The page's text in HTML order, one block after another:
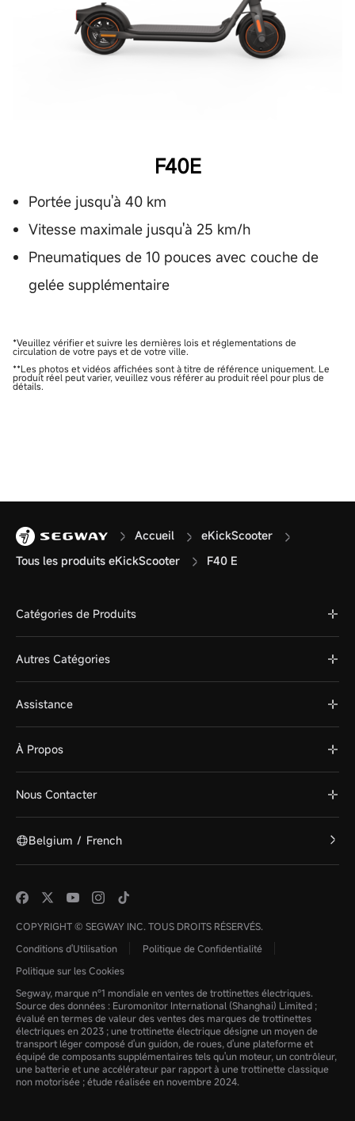
F40E
Portée jusqu'à 40 km
Vitesse maximale jusqu'à 25 km/h
Pneumatiques de 10 pouces avec couche de
gelée supplémentaire
*Veuillez vérifier et suivre les dernières lois et réglementations de
circulation de votre pays et de votre ville.
**Les photos et vidéos affichées sont à titre de référence uniquement. Le
produit réel peut varier, veuillez vous référer au produit réel pour plus de
détails.
Accueil
eKickScooter
Tous les produits eKickScooter
F40 E
Catégories de Produits
Autres Catégories
Assistance
À Propos
Nous Contacter
Belgium / French
COPYRIGHT © SEGWAY INC. TOUS DROITS RÉSERVÉS.
Conditions d'Utilisation
Politique de Confidentialité
Politique sur les Cookies
Segway, marque n°1 mondiale en ventes de trottinettes électriques.
Source des données : Euromonitor International (Shanghai) Limited ;
évalué en termes de valeur des ventes des marques de trottinettes
électriques en 2023 ; une trottinette électrique désigne un moyen de
transport léger composé d'un guidon, de roues, d'une plateforme et
équipé de composants supplémentaires tels qu'un moteur, un contrôleur,
une batterie et une accélérateur par rapport à une trottinette classique
non motorisée ; étude réalisée en novembre 2024.